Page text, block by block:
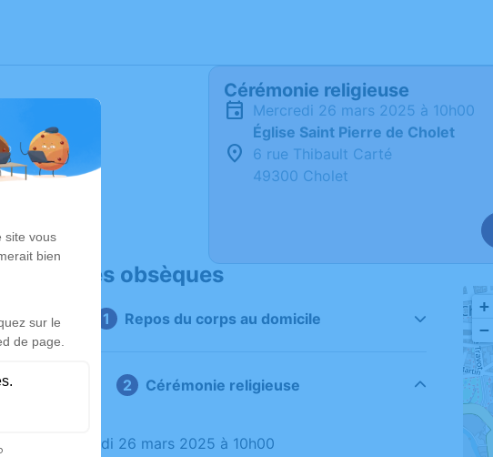
Cérémonie religieuse
mercredi 26 mars 2025 à 10h00
Église Saint Pierre de Cholet
6 rue Thibault Carté
49300 Cholet
Déroulé des obsèques
Repos du corps au domicile
Cérémonie religieuse
Le mercredi 26 mars 2025 à 10h00
+
−